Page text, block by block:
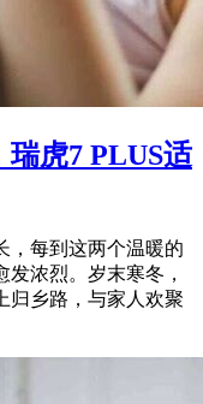
虎7 PLUS适
，每到这两个温暖的
浓烈。岁末寒冬，
归乡路，与家人欢聚